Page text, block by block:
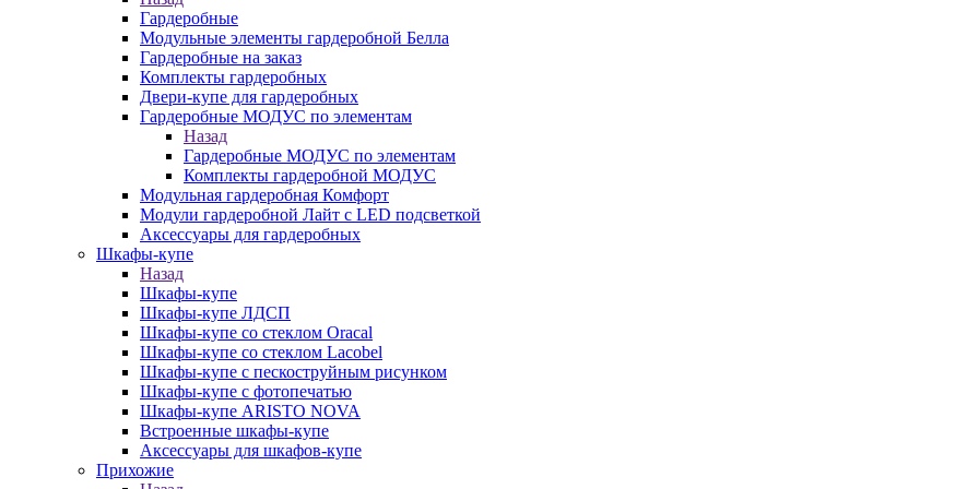
Гардеробные
Модульные элементы гардеробной Белла
Гардеробные на заказ
Комплекты гардеробных
Двери-купе для гардеробных
Гардеробные МОДУС по элементам
Назад
Гардеробные МОДУС по элементам
Комплекты гардеробной МОДУС
Модульная гардеробная Комфорт
Модули гардеробной Лайт с LED подсветкой
Аксессуары для гардеробных
Шкафы-купе
Назад
Шкафы-купе
Шкафы-купе ЛДСП
Шкафы-купе со стеклом Oracal
Шкафы-купе со стеклом Lacobel
Шкафы-купе с пескоструйным рисунком
Шкафы-купе с фотопечатью
Шкафы-купе ARISTO NOVA
Встроенные шкафы-купе
Аксессуары для шкафов-купе
Прихожие